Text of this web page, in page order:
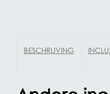
BESCHRIJVING